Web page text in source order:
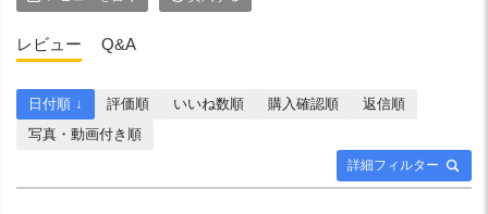
レビュー Q&A
詳細フィルター
日付順 ↓ 評価順 いいね数順 購入確認順
返信順
写真・動画付き順